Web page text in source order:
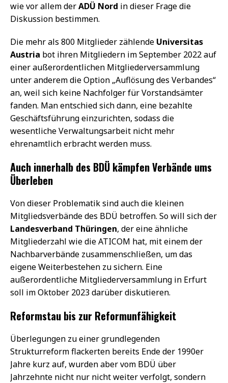
wie vor allem derADÜ Nord in dieser Frage die
Diskussion bestimmen.
Die mehr als 800 Mitglieder zählende Universitas
Austria bot ihren Mitgliedern im September 2022 auf
einer außerordentlichen Mitgliederversammlung
unter anderem die Option „Auflösung des Verbandes“
an, weil sich keine Nachfolger für Vorstandsämter
fanden. Man entschied sich dann, eine bezahlte
Geschäftsführung einzurichten, sodass die
wesentliche Verwaltungsarbeit nicht mehr
ehrenamtlich erbracht werden muss.
Auch innerhalb des BDÜ kämpfen Verbände ums
Überleben
Von dieser Problematik sind auch die kleinen
Mitgliedsverbände des BDÜ betroffen. So will sich der
Landesverband Thüringen, der eine ähnliche
Mitgliederzahl wie die ATICOM hat, mit einem der
Nachbarverbände zusammenschließen, um das
eigene Weiterbestehen zu sichern. Eine
außerordentliche Mitgliederversammlung in Erfurt
soll im Oktober 2023 darüber diskutieren.
Reformstau bis zur Reformunfähigkeit
Überlegungen zu einer grundlegenden
Strukturreform flackerten bereits Ende der 1990er
Jahre kurz auf, wurden aber vom BDÜ über
Jahrzehnte nicht nur nicht weiter verfolgt, sondern